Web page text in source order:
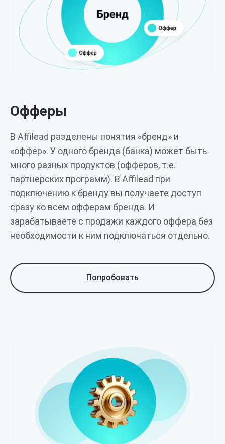
Офферы
В Affilead разделены понятия «бренд» и
«оффер». У одного бренда (банка) может быть
много разных продуктов (офферов, т.е.
партнерских программ). В Affilead при
подключению к бренду вы получаете доступ
сразу ко всем офферам бренда. И
зарабатываете с продажи каждого оффера без
необходимости к ним подключаться отдельно.
Попробовать